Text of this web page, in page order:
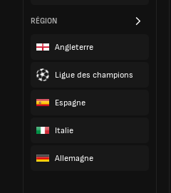
RÉGION
Angleterre
Ligue des champions
Espagne
Italie
Allemagne